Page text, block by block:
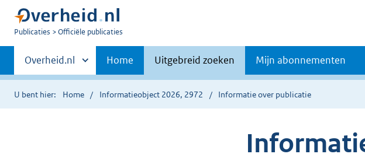
U
Publicaties Officiële publicaties
Primaire
navigatie
Andere
sites
binnen
Overheid.nl Home Uitgebreid zoeken Mijn abonnementen
U bent hier: Home Informatieobject 2026, 2972 Informatie over publicatie